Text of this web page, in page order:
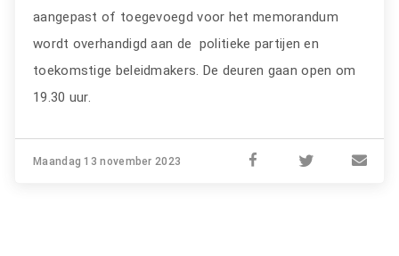
aangepast of toegevoegd voor het memorandum
wordt overhandigd aan de politieke partijen en
toekomstige beleidmakers. De deuren gaan open om
19.30 uur.
Maandag 13 november 2023